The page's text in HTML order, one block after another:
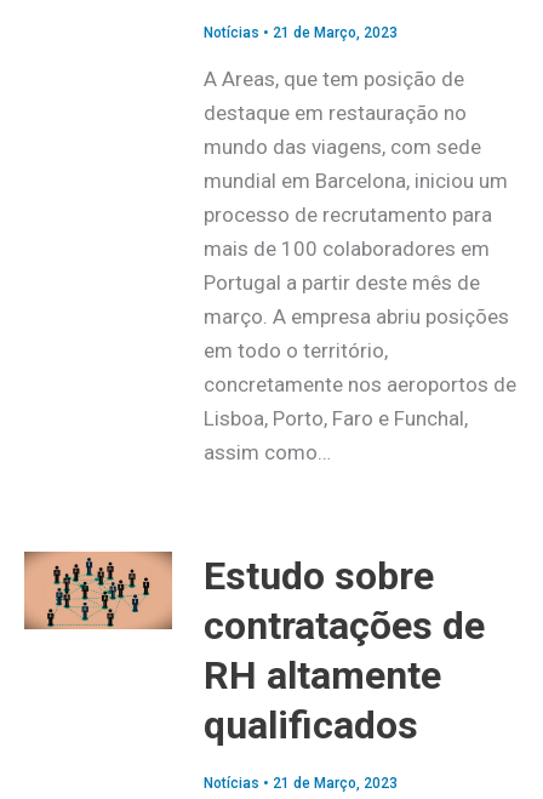
Notícias • 21 de Março, 2023
A Areas, que tem posição de
destaque em restauração no
mundo das viagens, com sede
mundial em Barcelona, iniciou um
processo de recrutamento para
mais de 100 colaboradores em
Portugal a partir deste mês de
março. A empresa abriu posições
em todo o território,
concretamente nos aeroportos de
Lisboa, Porto, Faro e Funchal,
assim como…
Estudo sobre
contratações de
RH altamente
qualificados
Notícias • 21 de Março, 2023